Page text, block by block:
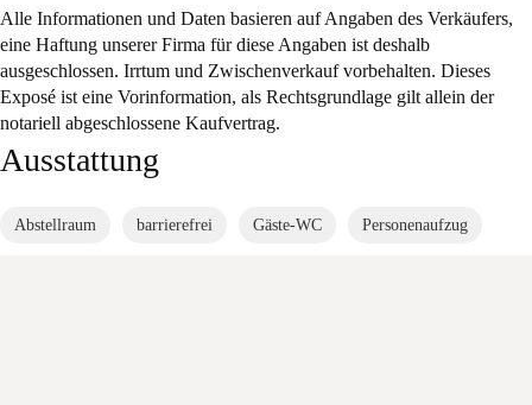
Alle Informationen und Daten basieren auf Angaben des Verkäufers,
eine Haftung unserer Firma für diese Angaben ist deshalb
ausgeschlossen. Irrtum und Zwischenverkauf vorbehalten. Dieses
Exposé ist eine Vorinformation, als Rechtsgrundlage gilt allein der
notariell abgeschlossene Kaufvertrag.
Ausstattung
Abstellraum barrierefrei Gäste-WC Personenaufzug